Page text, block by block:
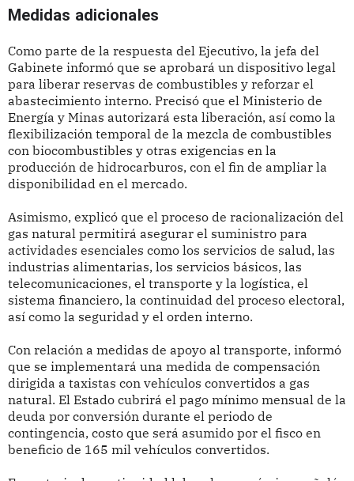
Medidas adicionales
Como parte de la respuesta del Ejecutivo, la jefa del
Gabinete informó que se aprobará un dispositivo legal
para liberar reservas de combustibles y reforzar el
abastecimiento interno. Precisó que el Ministerio de
Energía y Minas autorizará esta liberación, así como la
flexibilización temporal de la mezcla de combustibles
con biocombustibles y otras exigencias en la
producción de hidrocarburos, con el fin de ampliar la
disponibilidad en el mercado.
Asimismo, explicó que el proceso de racionalización del
gas natural permitirá asegurar el suministro para
actividades esenciales como los servicios de salud, las
industrias alimentarias, los servicios básicos, las
telecomunicaciones, el transporte y la logística, el
sistema financiero, la continuidad del proceso electoral,
así como la seguridad y el orden interno.
Con relación a medidas de apoyo al transporte, informó
que se implementará una medida de compensación
dirigida a taxistas con vehículos convertidos a gas
natural. El Estado cubrirá el pago mínimo mensual de la
deuda por conversión durante el periodo de
contingencia, costo que será asumido por el fisco en
beneficio de 165 mil vehículos convertidos.